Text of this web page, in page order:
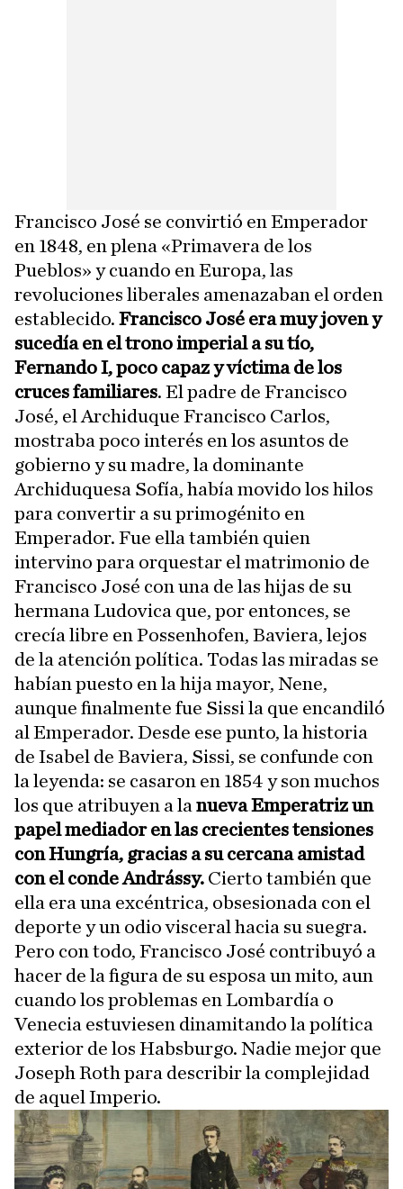
Francisco José se convirtió en Emperador
en 1848, en plena «Primavera de los
Pueblos» y cuando en Europa, las
revoluciones liberales amenazaban el orden
establecido. Francisco José era muy joven y
sucedía en el trono imperial a su tío,
Fernando I, poco capaz y víctima de los
cruces familiares. El padre de Francisco
José, el Archiduque Francisco Carlos,
mostraba poco interés en los asuntos de
gobierno y su madre, la dominante
Archiduquesa Sofía, había movido los hilos
para convertir a su primogénito en
Emperador. Fue ella también quien
intervino para orquestar el matrimonio de
Francisco José con una de las hijas de su
hermana Ludovica que, por entonces, se
crecía libre en Possenhofen, Baviera, lejos
de la atención política. Todas las miradas se
habían puesto en la hija mayor, Nene,
aunque finalmente fue Sissi la que encandiló
al Emperador. Desde ese punto, la historia
de Isabel de Baviera, Sissi, se confunde con
la leyenda: se casaron en 1854 y son muchos
los que atribuyen a la nueva Emperatriz un
papel mediador en las crecientes tensiones
con Hungría, gracias a su cercana amistad
con el conde Andrássy. Cierto también que
ella era una excéntrica, obsesionada con el
deporte y un odio visceral hacia su suegra.
Pero con todo, Francisco José contribuyó a
hacer de la figura de su esposa un mito, aun
cuando los problemas en Lombardía o
Venecia estuviesen dinamitando la política
exterior de los Habsburgo. Nadie mejor que
Joseph Roth para describir la complejidad
de aquel Imperio.